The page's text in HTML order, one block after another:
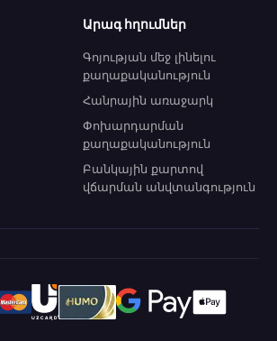
Արագ հղումներ
Գոյության մեջ լինելու
քաղաքականություն
Հանրային առաջարկ
Փոխարդարման
քաղաքականություն
Բանկային քարտով
վճարման անվտանգություն